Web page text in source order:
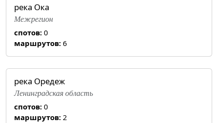
река Ока
Межрегион
спотов: 0
маршрутов: 6
река Оредеж
Ленинградская область
спотов: 0
маршрутов: 2